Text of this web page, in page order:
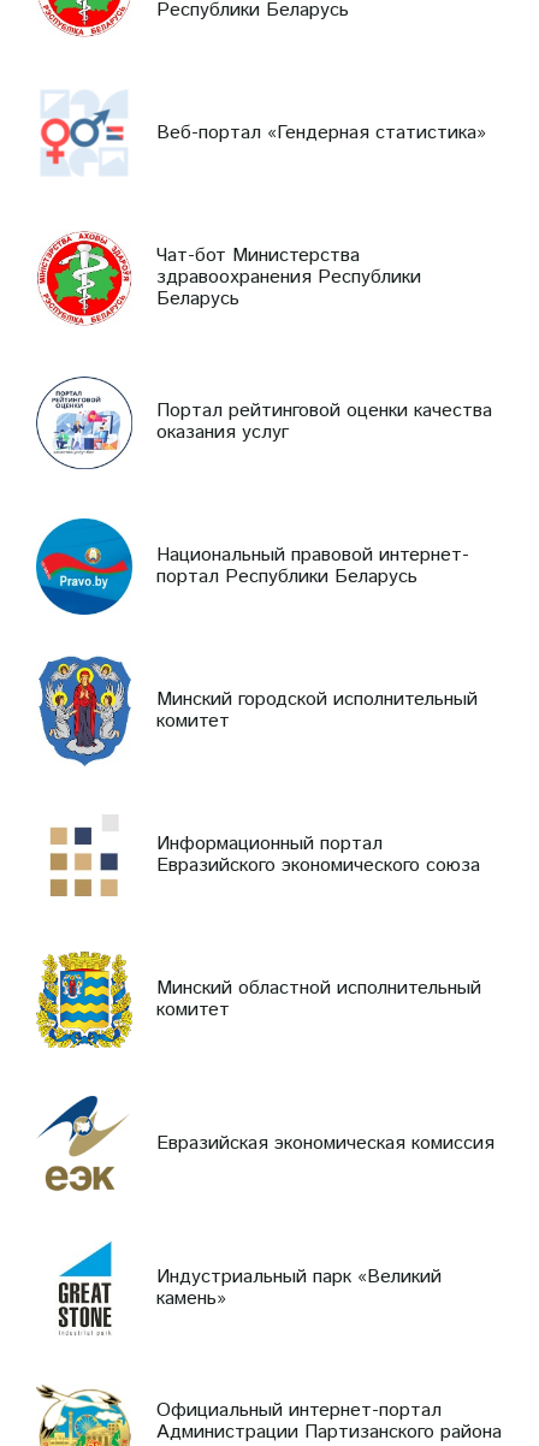
Республики Беларусь
Веб-портал «Гендерная статистика»
Чат-бот Министерства
здравоохранения Республики
Беларусь
Портал рейтинговой оценки качества
оказания услуг
Национальный правовой интернет-
портал Республики Беларусь
Минский городской исполнительный
комитет
Информационный портал
Евразийского экономического союза
Минский областной исполнительный
комитет
Евразийская экономическая комиссия
Индустриальный парк «Великий
камень»
Официальный интернет-портал
Администрации Партизанского района